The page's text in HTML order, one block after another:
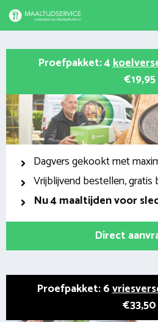
Spring
naar
Proefpakket: 4
€19,95
Dagvers gekookt met
Vrijblijvend bestellen, gratis
Nu4 maaltijden voor
Direct
Proefpakket: 6
€33,50